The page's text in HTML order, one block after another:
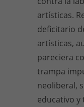
artísticas.
deficitario
artísticas,
pareciera
trampa
neoliberal,
educativo